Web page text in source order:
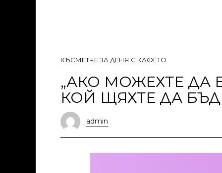
КЪСМЕТЧЕ ЗА ДЕНЯ С КАФЕТО
„АКО МОЖЕХТЕ ДА
КОЙ ЩЯХТЕ ДА
admin